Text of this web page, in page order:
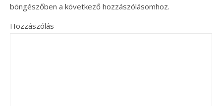
böngészőben a következő hozzászólásomhoz.
Hozzászólás